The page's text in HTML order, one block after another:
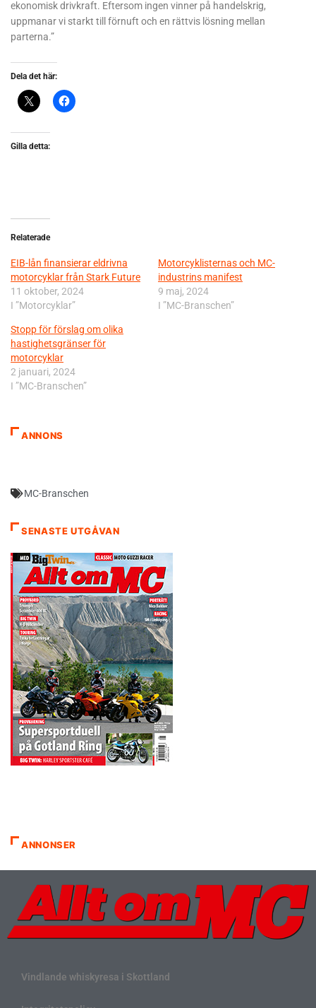
ekonomisk drivkraft. Eftersom ingen vinner på handelskrig,
uppmanar vi starkt till förnuft och en rättvis lösning mellan
parterna.”
Dela det här:
Gilla detta:
Relaterade
EIB-lån finansierar eldrivna
motorcyklar från Stark Future
11 oktober, 2024
I ”Motorcyklar”
Motorcyklisternas och MC-
industrins manifest
9 maj, 2024
I ”MC-Branschen”
Stopp för förslag om olika
hastighetsgränser för
motorcyklar
2 januari, 2024
I ”MC-Branschen”
ANNONS
MC-Branschen
SENASTE UTGÅVAN
ANNONSER
Vindlande whiskyresa i Skottland